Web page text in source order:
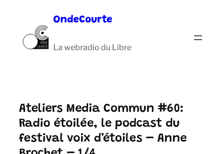
contenu
OndeCourte
La webradio du Libre
Ateliers Media Commun #60:
Radio étoilée, le podcast du
festival voix d’étoiles – Anne